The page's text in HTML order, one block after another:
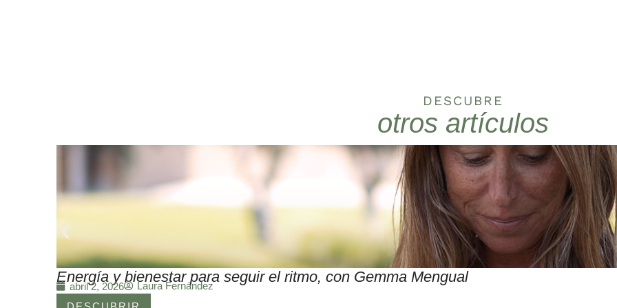
DESCUBRE
otros artículos
Energía y bienestar para seguir el ritmo, con Gemma Mengual
abril 2, 2026
Laura Fernández